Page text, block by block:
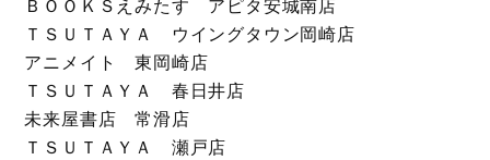
ＴＳＵＴＡＹＡ ウイングタウン岡崎店
アニメイト 東岡崎店
ＴＳＵＴＡＹＡ 春日井店
未来屋書店 常滑店
ＴＳＵＴＡＹＡ 瀬戸店